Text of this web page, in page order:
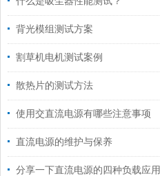
背光模组测试方案
割草机电机测试案例
散热片的测试方法
使用交直流电源有哪些注意事项
直流电源的维护与保养
分享一下直流电源的四种负载应用